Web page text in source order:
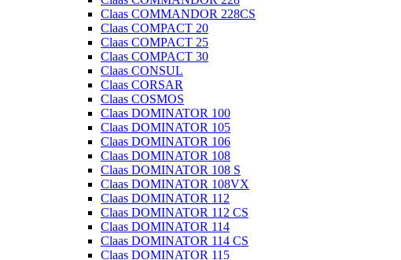
Claas COMMANDOR 228CS
Claas COMPACT 20
Claas COMPACT 25
Claas COMPACT 30
Claas CONSUL
Claas CORSAR
Claas COSMOS
Claas DOMINATOR 100
Claas DOMINATOR 105
Claas DOMINATOR 106
Claas DOMINATOR 108
Claas DOMINATOR 108 S
Claas DOMINATOR 108VX
Claas DOMINATOR 112
Claas DOMINATOR 112 CS
Claas DOMINATOR 114
Claas DOMINATOR 114 CS
Claas DOMINATOR 115